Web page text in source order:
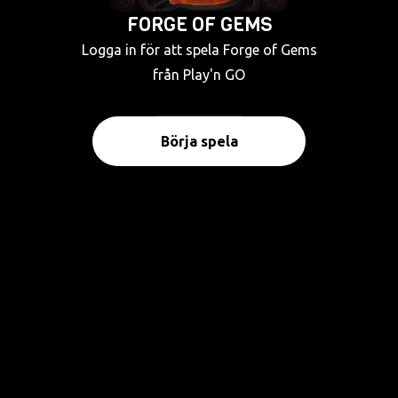
FORGE OF GEMS
Logga in för att spela Forge of Gems
från Play'n GO
Börja spela